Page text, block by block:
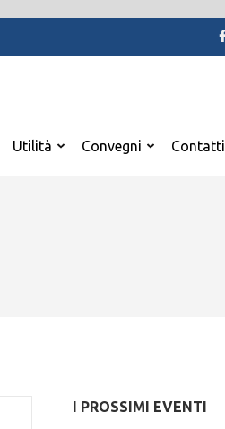
Utilità Convegni Contatti
I PROSSIMI EVENTI